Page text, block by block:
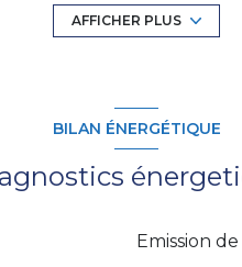
citerne, cheminée
contactez-moi.
ce bien est exposé
AFFICHER PLUS
BILAN ÉNERGÉTIQUE
Emission